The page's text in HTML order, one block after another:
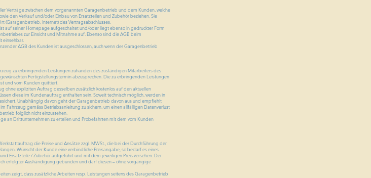
Verträge zwischen dem vorgenannten Garagenbetrieb und dem Kunden, welche
den Verkauf und/oder Einbau von Ersatzteilen und Zubehör beziehen. Sie
(Garagenbetrieb, Internet) des Vertragsabschlusses.
auf seiner Homepage aufgeschaltet und/oder liegt ebenso in gedruckter Form
zur Einsicht und Mitnahme auf. Ebenso sind die AGB beim
einsehbar.
AGB des Kunden ist ausgeschlossen, auch wenn der Garagenbetrieb
zu erbringenden Leistungen zuhanden des zuständigen Mitarbeiters des
Fertigstellungstermin abzusprechen. Die zu erbringenden Leistungen
und vom Kunden quittiert.
ohne expliziten Auftrag desselben zusätzlich kostenlos auf den aktuellen
diese im Kundenauftrag enthalten sein. Soweit technisch möglich, werden in
Unabhängig davon geht der Garagenbetrieb davon aus und empfiehlt
Fahrzeug gemäss Betriebsanleitung zu sichern, um einen allfälligen Datenverlust
folglich nicht einzustehen.
an Drittunternehmen zu erteilen und Probefahrten mit dem vom Kunden
die Preise und Ansätze zzgl. MWSt., die bei der Durchführung der
Wünscht der Kunde eine verbindliche Preisangabe, so bedarf es eines
Ersatzteile / Zubehör aufgeführt und mit dem jeweiligen Preis versehen. Der
erfolgter Aushändigung gebunden und darf diesen – ohne vorgängige
zeigt, dass zusätzliche Arbeiten resp. Leistungen seitens des Garagenbetrieb